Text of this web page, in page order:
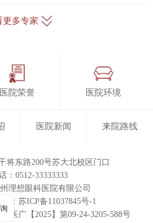
更多专家
医院荣誉 医院环境
医院新闻 来院路线
将东路200号苏大北校区门口
：0512-33333333
理想眼科医院有限公司
号：苏ICP备11037845号-1
医广【2025】第09-24-3205-588号